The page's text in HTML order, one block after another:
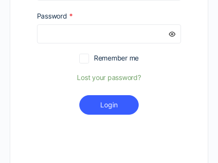
Password *Required
Remember me
Lost your password?
Login